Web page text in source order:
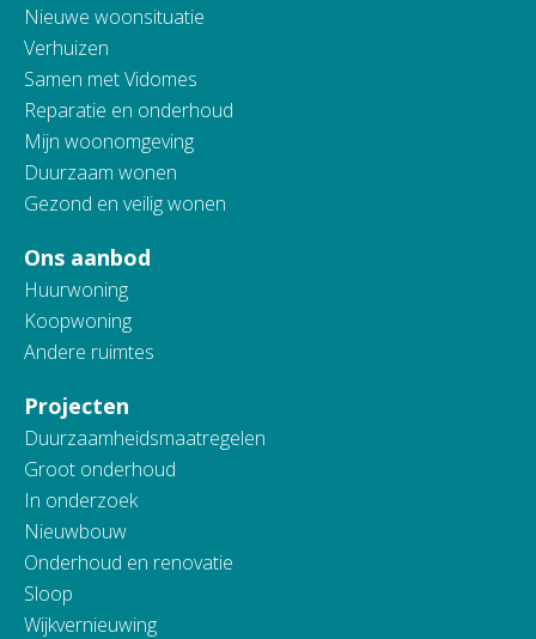
Nieuwe woonsituatie
Verhuizen
Samen met Vidomes
Reparatie en onderhoud
Mijn woonomgeving
Duurzaam wonen
Gezond en veilig wonen
Ons aanbod
Huurwoning
Koopwoning
Andere ruimtes
Projecten
Duurzaamheidsmaatregelen
Groot onderhoud
In onderzoek
Nieuwbouw
Onderhoud en renovatie
Sloop
Wijkvernieuwing